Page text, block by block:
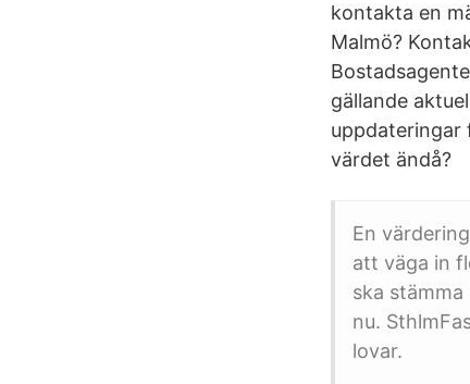
kontakta en
Malmö?
gällande
uppdateringar
värdet ändå?
En
att väga in
ska
nu.
lovar.